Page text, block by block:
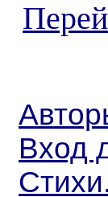
Вход